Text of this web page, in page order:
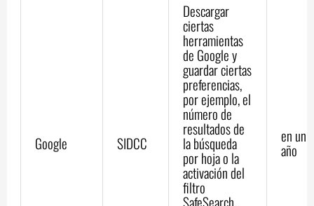
Google SIDCC
Descargar
ciertas
herramientas
de Google y
guardar ciertas
preferencias,
por ejemplo, el
número de
resultados de
la búsqueda
por hoja o la
activación del
filtro
en un
año